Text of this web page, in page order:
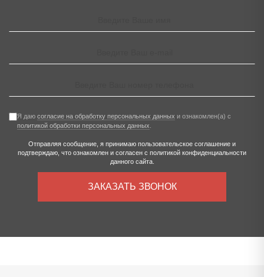
Я даю согласие на обработку персональных данных и ознакомлен(а) с
политикой обработки персональных данных
Отправляя сообщение, я принимаю пользовательское соглашение и
подтверждаю, что ознакомлен и согласен с политикой конфиденциальности
данного сайта.
ЗАКАЗАТЬ ЗВОНОК